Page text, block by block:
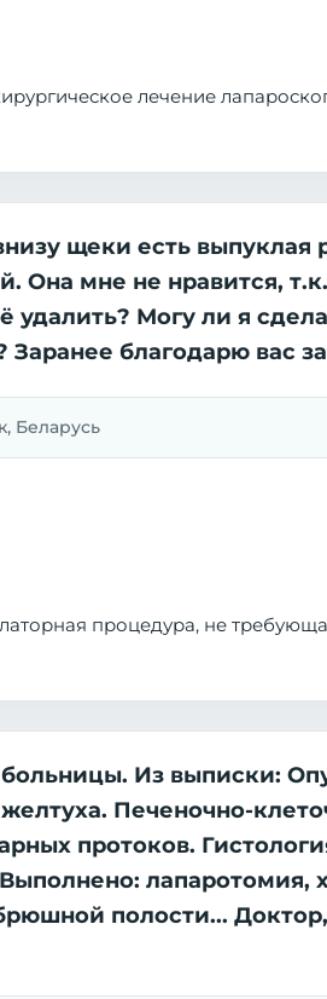
лечение
щеки есть выпуклая
Она мне не нравится,
удалить? Могу ли я
благодарю вас
Беларусь
процедура, не
Из выписки:
Печеночно-
протоков.
лапаротомия,
полости...